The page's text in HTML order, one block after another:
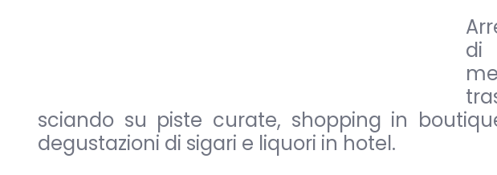
sciando su piste curate, shopping in
degustazioni di sigari e liquori in hotel.